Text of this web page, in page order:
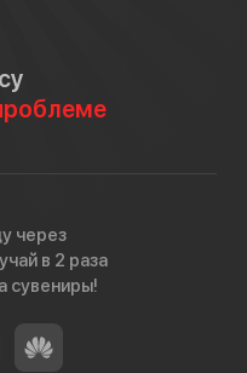
через
в 2 раза
сувениры!